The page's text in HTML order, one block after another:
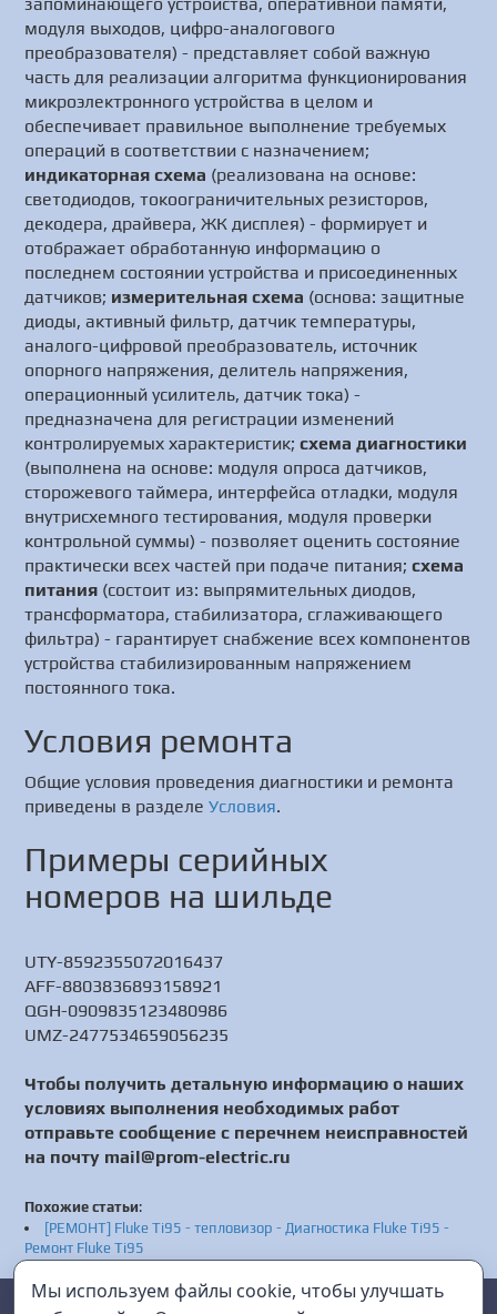
модуля выходов, цифро-аналогового
преобразователя) - представляет собой важную
часть для реализации алгоритма функционирования
микроэлектронного устройства в целом и
обеспечивает правильное выполнение требуемых
операций в соответствии с назначением;
индикаторная схема (реализована на основе:
светодиодов, токоограничительных резисторов,
декодера, драйвера, ЖК дисплея) - формирует и
отображает обработанную информацию о
последнем состоянии устройства и присоединенных
датчиков; измерительная схема (основа: защитные
диоды, активный фильтр, датчик температуры,
аналого-цифровой преобразователь, источник
опорного напряжения, делитель напряжения,
операционный усилитель, датчик тока) -
предназначена для регистрации изменений
контролируемых характеристик;схема диагностики
(выполнена на основе: модуля опроса датчиков,
сторожевого таймера, интерфейса отладки, модуля
внутрисхемного тестирования, модуля проверки
контрольной суммы) - позволяет оценить состояние
практически всех частей при подаче питания;схема
питания (состоит из: выпрямительных диодов,
трансформатора, стабилизатора, сглаживающего
фильтра) - гарантирует снабжение всех компонентов
устройства стабилизированным напряжением
постоянного тока.
Условия ремонта
Общие условия проведения диагностики и ремонта
приведены в разделеУсловия.
Примеры серийных
номеров на шильде
UTY-8592355072016437
AFF-8803836893158921
QGH-0909835123480986
UMZ-2477534659056235
Чтобы получить детальную информацию о наших
условиях выполнения необходимых работ
отправьте сообщение с перечнем неисправностей
на почту mail@prom-electric.ru
Похожие статьи:
[РЕМОНТ] Fluke Ti95 - тепловизор - Диагностика Fluke Ti95 -
Ремонт Fluke Ti95
(один основной эталон Fluke 6100B и три вспомогательных
эталона Fluke 6101B) с опциями 50 A и Clock - Настройка Fluke
Prom Electric г. Санкт-Петербург
Мы используем файлы cookie, чтобы улучшать